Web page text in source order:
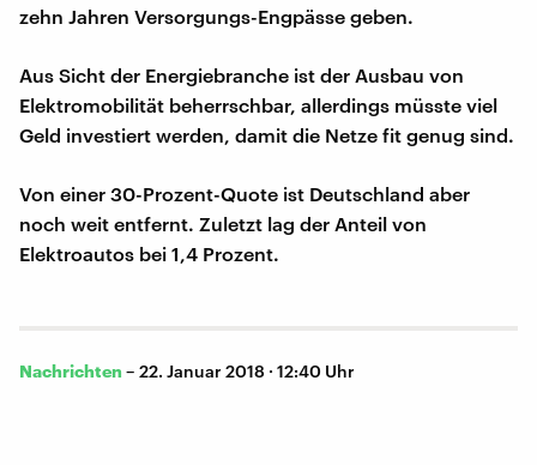
zehn Jahren Versorgungs-Engpässe geben.
Aus Sicht der Energiebranche ist der Ausbau von
Elektromobilität beherrschbar, allerdings müsste viel
Geld investiert werden, damit die Netze fit genug sind.
Von einer 30-Prozent-Quote ist Deutschland aber
noch weit entfernt. Zuletzt lag der Anteil von
Elektroautos bei 1,4 Prozent.
Nachrichten – 22. Januar 2018 · 12:40 Uhr